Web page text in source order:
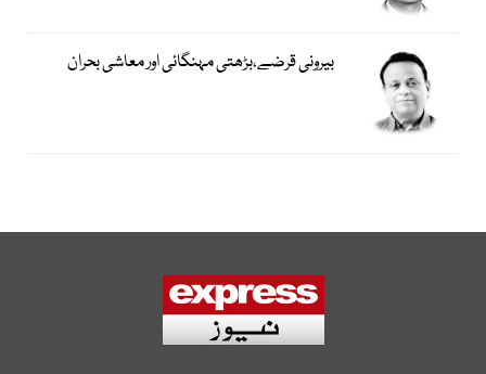
بیرونی قرضے،بڑھتی مہنگائی اور معاشی بحران